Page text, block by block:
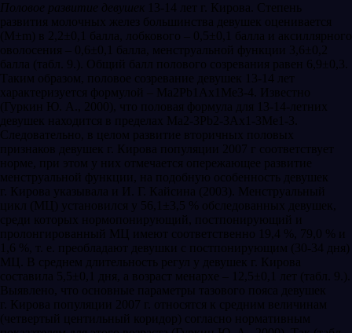
Половое развитие девушек 13-14 лет г. Кирова. Степень
развития молочных желез большинства девушек оценивается
(М±m) в 2,2±0,1 балла, лобкового – 0,5±0,1 балла и аксиллярного
оволосения – 0,6±0,1 балла, менструальной функции 3,6±0,2
балла (табл. 9.). Общий балл полового созревания равен 6,9±0,3.
Таким образом, половое созревание девушек 13-14 лет
характеризуется формулой – Ма2Рb1Ах1Ме3-4. Известно
(Гуркин Ю. А., 2000), что половая формула для 13-14-летних
девушек находится в пределах Ма2-3Рb2-3Ах1-3Ме1-3.
Следовательно, в целом развитие вторичных половых
признаков девушек г. Кирова популяции 2007 г соответствует
норме, при этом у них отмечается опережающее развитие
менструальной функции, на подобную особенность девушек
г. Кирова указывала и И. Г. Кайсина (2003). Менструальный
цикл (МЦ) установился у 56,1±3,5 % обследованных девушек,
среди которых нормопонирующий, постпонирующий и
пролонгированный МЦ имеют соответственно 19,4 %, 79,0 % и
1,6 %, т. е. преобладают девушки с постпонирующим (30-34 дня)
МЦ. В среднем длительность регул у девушек г. Кирова
составила 5,5±0,1 дня, а возраст менархе – 12,5±0,1 лет (табл. 9.).
Выявлено, что основные параметры тазового пояса девушек
г. Кирова популяции 2007 г. относятся к средним величинам
(четвертый центильный коридор) согласно нормативным